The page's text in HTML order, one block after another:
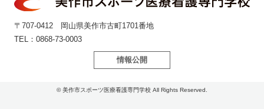
〒707-0412 岡山県美作市古町1701番地
TEL：0868-73-0003
情報公開
© 美作市スポーツ医療看護専門学校 All Rights Reserved.